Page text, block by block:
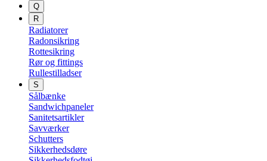
Q
R
Radiatorer
Radonsikring
Rottesikring
Rør og fittings
Rullestilladser
S
Sålbænke
Sandwichpaneler
Sanitetsartikler
Savværker
Schutters
Sikkerhedsdøre